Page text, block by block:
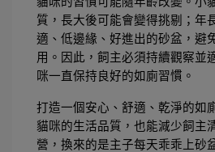
質，長大後可能會變得挑剔；年
適、低邊緣、好進出的砂盆，避
用。因此，飼主必須持續觀察並
咪一直保持良好的如廁習慣。
打造一個安心、舒適、乾淨的如
貓咪的生活品質，也能減少飼主
營，換來的是主子每天乖乖上砂